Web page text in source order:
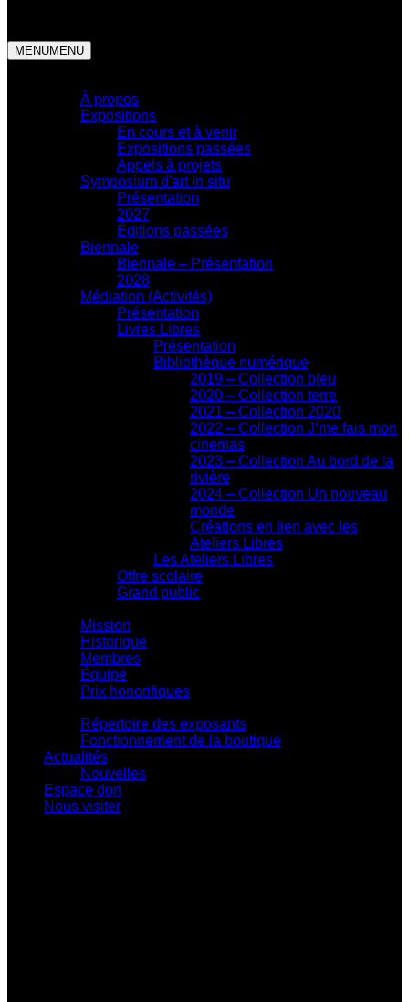
MENUMENU
À propos
Expositions
En cours et à venir
Expositions passées
Appels à projets
Symposium d'art in situ
Présentation
2027
Éditions passées
Biennale
Biennale – Présentation
2028
Médiation (Activités)
Présentation
Livres Libres
Présentation
Bibliothèque numérique
2019 – Collection bleu
2020 – Collection terre
2021 – Collection 2020
2022 – Collection J’me fais mon
cinemas
2023 – Collection Au bord de la
rivière
2024 – Collection Un nouveau
monde
Créations en lien avec les
Ateliers Libres
Les Ateliers Libres
Offre scolaire
Grand public
Mission
Historique
Membres
Équipe
Prix honorifiques
Répertoire des exposants
Fonctionnement de la boutique
Actualités
Nouvelles
Espace don
Nous visiter